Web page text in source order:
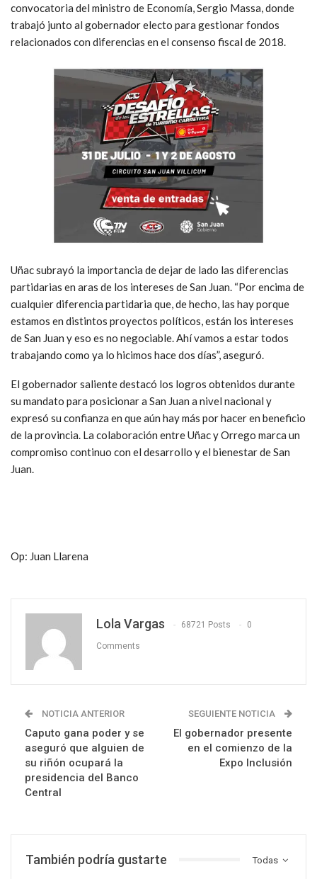
convocatoria del ministro de Economía, Sergio Massa, donde
trabajó junto al gobernador electo para gestionar fondos
relacionados con diferencias en el consenso fiscal de 2018.
Uñac subrayó la importancia de dejar de lado las diferencias
partidarias en aras de los intereses de San Juan. “Por encima de
cualquier diferencia partidaria que, de hecho, las hay porque
estamos en distintos proyectos políticos, están los intereses
de San Juan y eso es no negociable. Ahí vamos a estar todos
trabajando como ya lo hicimos hace dos días”, aseguró.
El gobernador saliente destacó los logros obtenidos durante
su mandato para posicionar a San Juan a nivel nacional y
expresó su confianza en que aún hay más por hacer en beneficio
de la provincia. La colaboración entre Uñac y Orrego marca un
compromiso continuo con el desarrollo y el bienestar de San
Juan.
Op: Juan Llarena
Lola Vargas 68721 Posts 0
Comments
NOTICIA ANTERIOR
Caputo gana poder y se
aseguró que alguien de
su riñón ocupará la
presidencia del Banco
Central
SEGUIENTE NOTICIA
El gobernador presente
en el comienzo de la
Expo Inclusión
Todas
También podría gustarte